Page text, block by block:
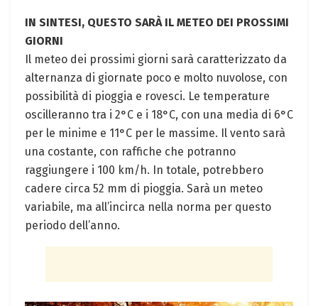
IN SINTESI, QUESTO SARÀ IL METEO DEI PROSSIMI
GIORNI
Il meteo dei prossimi giorni sarà caratterizzato da
alternanza di giornate poco e molto nuvolose, con
possibilità di pioggia e rovesci. Le temperature
oscilleranno tra i 2°C e i 18°C, con una media di 6°C
per le minime e 11°C per le massime. Il vento sarà
una costante, con raffiche che potranno
raggiungere i 100 km/h. In totale, potrebbero
cadere circa 52 mm di pioggia. Sarà un meteo
variabile, ma all’incirca nella norma per questo
periodo dell’anno.